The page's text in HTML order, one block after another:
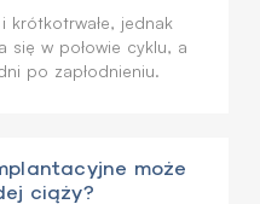
krótkotrwałe, jednak
się w połowie cyklu, a
po zapłodnieniu.
może
ciąży?